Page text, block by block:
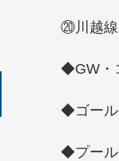
⑳川越線
◆GW・
◆ゴー
◆プール